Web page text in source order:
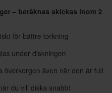
– beräknas skickas inom 2
för bättre torkning
under diskningen
överkorgen även när den är full
du vill diska snabbt